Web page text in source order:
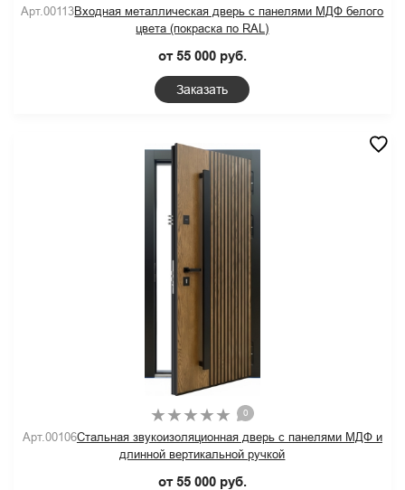
Арт.00113Входная металлическая дверь с панелями МДФ белого
цвета (покраска по RAL)
от 55 000 руб.
Заказать
0
Арт.00106Стальная звукоизоляционная дверь с панелями МДФ и
длинной вертикальной ручкой
от 55 000 руб.